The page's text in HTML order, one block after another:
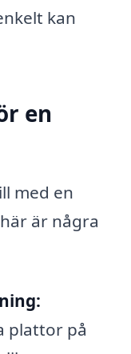
kan
en
med en
är några
plattor på